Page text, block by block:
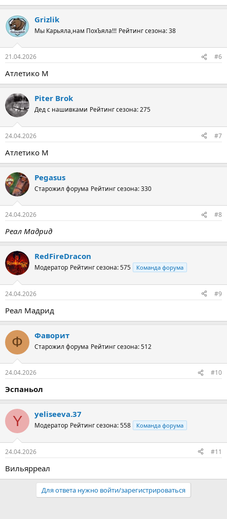
Grizlik
Мы Карьяла,нам ПохЪяла!!! Рейтинг сезона: 38
21.04.2026 #6
Атлетико М
Piter Brok
Дед с нашивками Рейтинг сезона: 275
24.04.2026 #7
Атлетико М
Pegasus
Старожил форума Рейтинг сезона: 330
24.04.2026 #8
Реал Мадрид
RedFireDracon
Модератор Рейтинг сезона: 575 Команда форума
24.04.2026 #9
Реал Мадрид
Ф Фаворит
Старожил форума Рейтинг сезона: 512
24.04.2026 #10
Эспаньол
Y yeliseeva.37
Модератор Рейтинг сезона: 558 Команда форума
24.04.2026 #11
Вильярреал
Для ответа нужно войти/зарегистрироваться